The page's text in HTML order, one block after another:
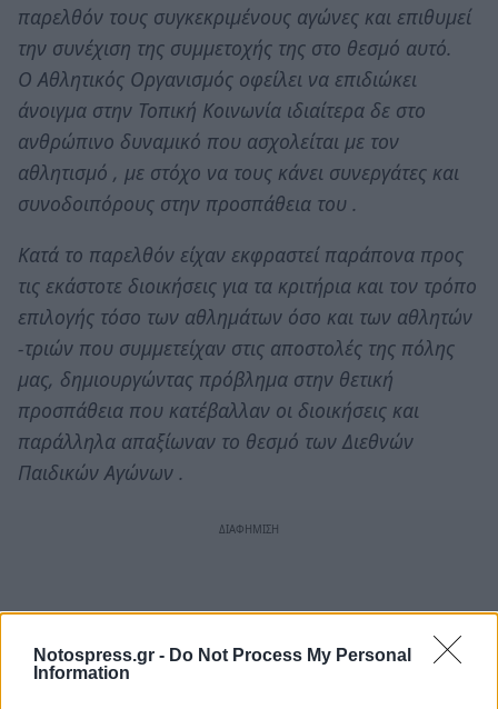
Notospress.gr - Do Not Process My Personal
Information
παρελθόν τους συγκεκριμένους αγώνες και επιθυμεί
την συνέχιση της συμμετοχής της στο θεσμό αυτό.
Ο Αθλητικός Οργανισμός οφείλει να επιδιώκει
άνοιγμα στην Τοπική Κοινωνία ιδιαίτερα δε στο
ανθρώπινο δυναμικό που ασχολείται με τον
αθλητισμό , με στόχο να τους κάνει συνεργάτες και
συνοδοιπόρους στην προσπάθεια του .
Κατά το παρελθόν είχαν εκφραστεί παράπονα προς
τις εκάστοτε διοικήσεις για τα κριτήρια και τον τρόπο
επιλογής τόσο των αθλημάτων όσο και των αθλητών
-τριών που συμμετείχαν στις αποστολές της πόλης
μας, δημιουργώντας πρόβλημα στην θετική
προσπάθεια που κατέβαλλαν οι διοικήσεις και
παράλληλα απαξίωναν το θεσμό των Διεθνών
Παιδικών Αγώνων .